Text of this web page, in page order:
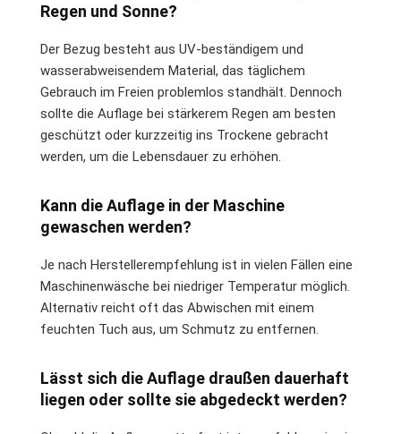
Regen und Sonne?
Der Bezug besteht aus UV-beständigem und
wasserabweisendem Material, das täglichem
Gebrauch im Freien problemlos standhält. Dennoch
sollte die Auflage bei stärkerem Regen am besten
geschützt oder kurzzeitig ins Trockene gebracht
werden, um die Lebensdauer zu erhöhen.
Kann die Auflage in der Maschine
gewaschen werden?
Je nach Herstellerempfehlung ist in vielen Fällen eine
Maschinenwäsche bei niedriger Temperatur möglich.
Alternativ reicht oft das Abwischen mit einem
feuchten Tuch aus, um Schmutz zu entfernen.
Lässt sich die Auflage draußen dauerhaft
liegen oder sollte sie abgedeckt werden?